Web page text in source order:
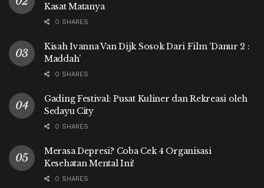
Kasat Matanya
0 SHARES
Kisah Ivanna Van Dijk Sosok Dari Film ‘Danur 2 :
Maddah’
0 SHARES
Gading Festival: Pusat Kuliner dan Rekreasi oleh
Sedayu City
0 SHARES
Merasa Depresi? Coba Cek 4 Organisasi
Kesehatan Mental Ini!
0 SHARES